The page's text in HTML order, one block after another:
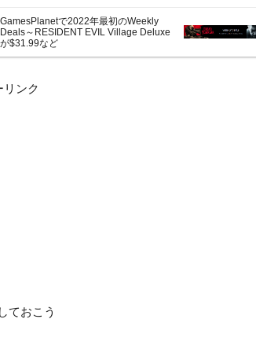
GamesPlanetで2022年最初のWeekly
Deals～RESIDENT EVIL Village Deluxe
が$31.99など
リンク
ておこう